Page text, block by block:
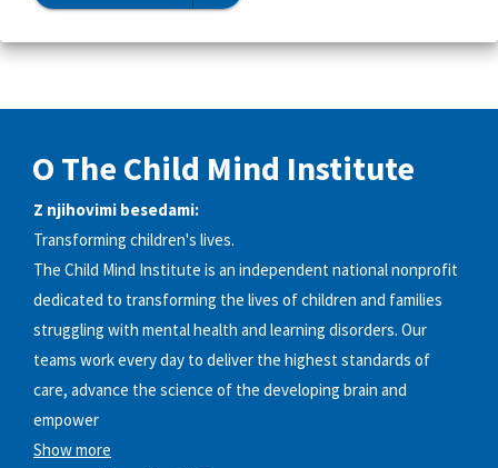
O The Child Mind Institute
Z njihovimi besedami:
Transforming children's lives.
The Child Mind Institute is an independent national nonprofit
dedicated to transforming the lives of children and families
struggling with mental health and learning disorders. Our
teams work every day to deliver the highest standards of
care, advance the science of the developing brain and
empower
Show more